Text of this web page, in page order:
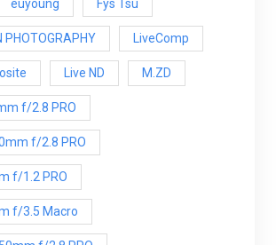
euyoung Fys Tsu
PHOTOGRAPHY LiveComp
Live ND M.ZD
f/2.8 PRO
f/2.8 PRO
f/1.2 PRO
f/3.5 Macro